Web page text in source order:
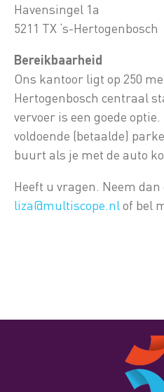
Havensingel 1a
5211 TX ‘s-Hertogenbosch
Bereikbaarheid
Ons kantoor ligt op 250
Hertogenbosch centraal
vervoer is een goede
voldoende (betaalde)
buurt als je met de auto
Heeft u vragen. Neem
liza@multiscope.nlof bel